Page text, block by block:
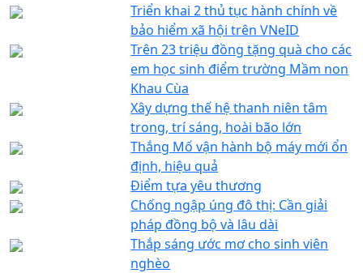
Triển khai 2 thủ tục hành chính về
bảo hiểm xã hội trên VNeID
Trên 23 triệu đồng tặng quà cho các
em học sinh điểm trường Mầm non
Khau Cùa
Xây dựng thế hệ thanh niên tâm
trong, trí sáng, hoài bão lớn
Thắng Mố vận hành bộ máy mới ổn
định, hiệu quả
Điểm tựa yêu thương
Chống ngập úng đô thị: Cần giải
pháp đồng bộ và lâu dài
Thắp sáng ước mơ cho sinh viên
nghèo